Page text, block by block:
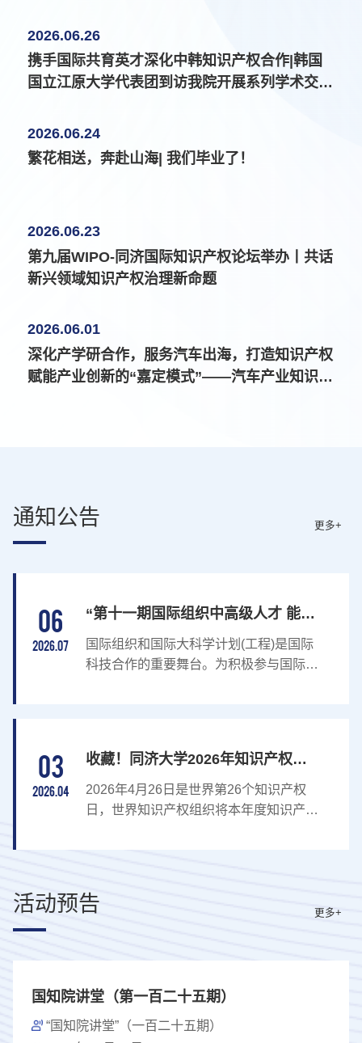
2026.06.26
携手国际共育英才深化中韩知识产权合作|韩国
国立江原大学代表团到访我院开展系列学术交流
2026.06.24
繁花相送，奔赴山海| 我们毕业了！
2026.06.23
第九届WIPO-同济国际知识产权论坛举办丨共话
新兴领域知识产权治理新命题
2026.06.01
深化产学研合作，服务汽车出海，打造知识产权
赋能产业创新的“嘉定模式”——汽车产业知识产
通知公告 更多+
06
2026.07
“第十一期国际组织中高级人才 能力
提升培训班”报名通知
国际组织和国际大科学计划(工程)是国际
科技合作的重要舞台。为积极参与国际组
20—25日在上海举办“第十一期国际组织
中高级人才能力提升培训班”，同济大学
上海国际知识产权学院具体承办。一、主
03
2026.04
收藏！同济大学2026年知识产权宣
传月活动一览
2026年4月26日是世界第26个知识产权
日，世界知识产权组织将本年度知识产权
预备、创新！（IP and Sports:Ready,
动组委会将本年度全国知识产权宣传周
（4月20日至26日）活动主题是“加强新兴
关于知识产权工作的重要指示论述，加快
活动预告 更多+
国知院讲堂（第一百二十五期）
“国知院讲堂”（一百二十五期）